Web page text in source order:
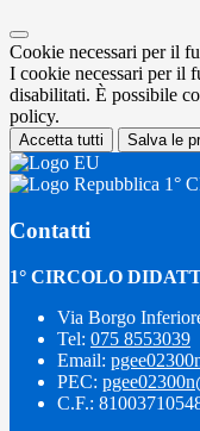
Cookie necessari per il
I cookie necessari per il
disabilitati. È possibile
policy.
Accetta tutti Salva le
1°
Contatti
1° CIRCOLO
Via Borgo
Tel: 075 8553039
Email:
PEC:
C.F.: